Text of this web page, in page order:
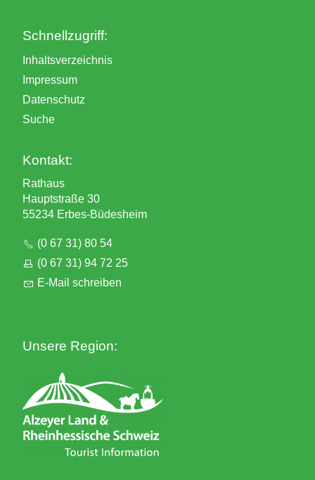
Schnellzugriff:
Inhaltsverzeichnis
Impressum
Datenschutz
Suche
Kontakt:
Rathaus
Hauptstraße 30
55234 Erbes-Büdesheim
(0 67 31) 80 54
(0 67 31) 94 72 25
E-Mail schreiben
Unsere Region: